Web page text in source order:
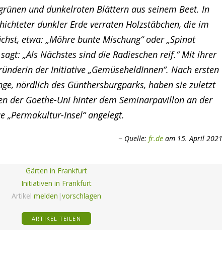
und dunkelroten Blättern aus seinem Beet. In
dunkler Erde verraten Holzstäbchen, die im
etwa: „Möhre bunte Mischung“ oder „Spinat
„Als Nächstes sind die Radieschen reif.“ Mit ihrer
der Initiative „GemüseheldInnen“. Nach ersten
nördlich des Günthersburgparks, haben sie zuletzt
der Goethe-Uni hinter dem Seminarpavillon an der
„Permakultur-Insel“ angelegt.
Quelle: fr.de am 15. April 2021
Gärten in Frankfurt
Initiativen in Frankfurt
Artikel melden |vorschlagen
ARTIKEL TEILEN